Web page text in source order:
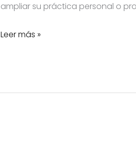
ampliar su práctica personal o
Junio
Leer más »